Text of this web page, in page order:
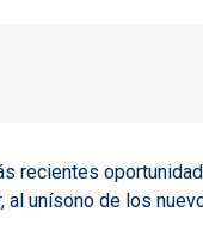
recientes
al unísono de los